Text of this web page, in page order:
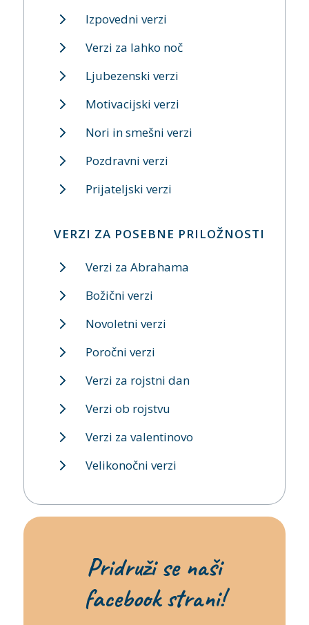
Izpovedni verzi
Verzi za lahko noč
Ljubezenski verzi
Motivacijski verzi
Nori in smešni verzi
Pozdravni verzi
Prijateljski verzi
VERZI ZA POSEBNE PRILOŽNOSTI
Verzi za Abrahama
Božični verzi
Novoletni verzi
Poročni verzi
Verzi za rojstni dan
Verzi ob rojstvu
Verzi za valentinovo
Velikonočni verzi
Pridruži se naši
facebook strani!